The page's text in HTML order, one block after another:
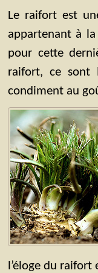
Le raifort est
appartenant à
pour cette
raifort, ce sont
condiment au
l’éloge du